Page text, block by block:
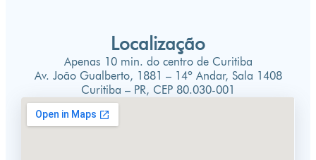
Localização
Apenas 10 min. do centro de Curitiba
Av. João Gualberto, 1881 – 14º Andar, Sala 1408
Curitiba – PR, CEP 80.030-001